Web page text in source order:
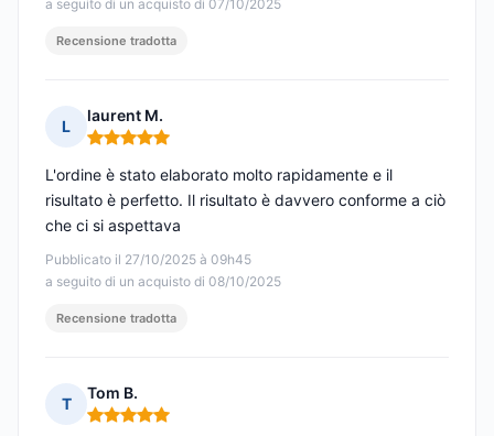
a seguito di un acquisto di 07/10/2025
Recensione tradotta
L
laurent M.
Nota: 5 su 5
Pubblicato il 27/10/2025 à 09h45
a seguito di un acquisto di 08/10/2025
L'ordine è stato elaborato molto rapidamente e il
risultato è perfetto. Il risultato è davvero conforme a ciò
che ci si aspettava
Recensione tradotta
T
Tom B.
Nota: 5 su 5